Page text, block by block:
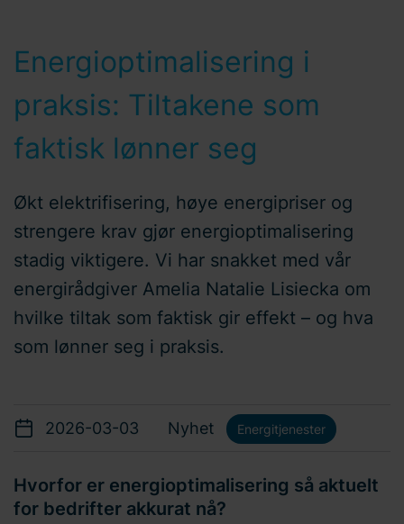
Energioptimalisering i
praksis: Tiltakene som
faktisk lønner seg
Økt elektrifisering, høye energipriser og
strengere krav gjør energioptimalisering
stadig viktigere. Vi har snakket med vår
energirådgiver Amelia Natalie Lisiecka om
hvilke tiltak som faktisk gir effekt – og hva
som lønner seg i praksis.
2026-03-03 Nyhet Energitjenester
Hvorfor er energioptimalisering så aktuelt
for bedrifter akkurat nå?